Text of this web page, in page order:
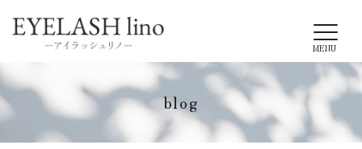
MENU
blog